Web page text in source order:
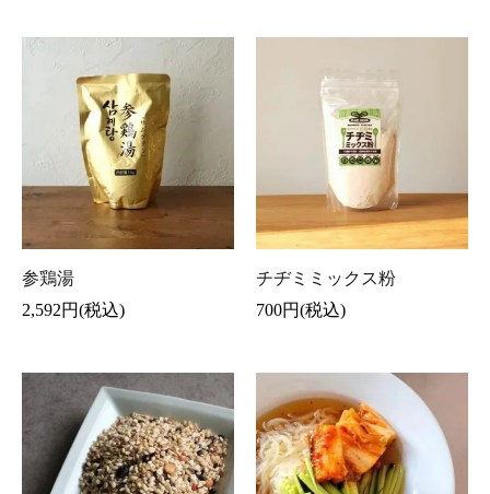
参鶏湯
2,592円(税込)
チヂミミックス粉
700円(税込)